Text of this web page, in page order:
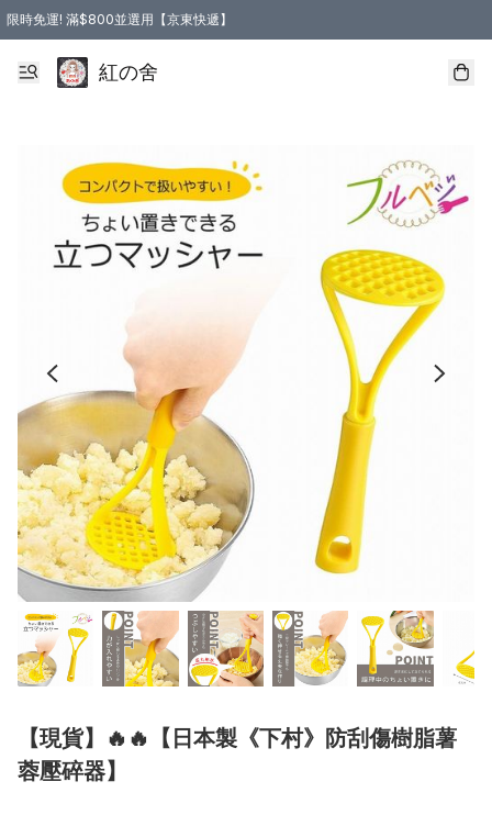
限時免運! 滿$800並選用【京東快遞】
紅の舍
【現貨】🔥🔥【日本製《下村》防刮傷樹脂薯
蓉壓碎器】